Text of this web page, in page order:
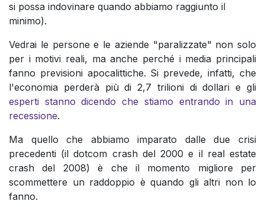
si possa indovinare quando abbiamo raggiunto il
minimo).
Vedrai le persone e le aziende "paralizzate" non solo
per i motivi reali, ma anche perché i media principali
fanno previsioni apocalittiche. Si prevede, infatti, che
l'economia perderà più di 2,7 trilioni di dollari e gli
esperti stanno dicendo che stiamo entrando in una
recessione.
Ma quello che abbiamo imparato dalle due crisi
precedenti (il dotcom crash del 2000 e il real estate
crash del 2008) è che il momento migliore per
scommettere un raddoppio è quando gli altri non lo
fanno.